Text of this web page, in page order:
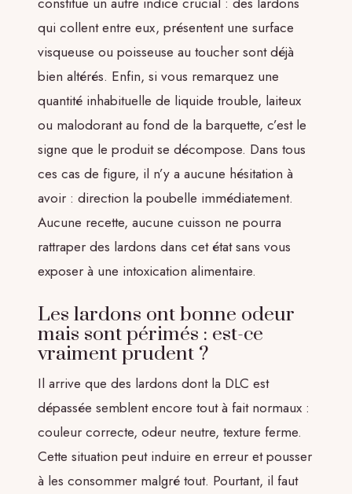
qui collent entre eux, présentent une surface
visqueuse ou poisseuse au toucher sont déjà
bien altérés. Enfin, si vous remarquez une
quantité inhabituelle de liquide trouble, laiteux
ou malodorant au fond de la barquette, c’est le
signe que le produit se décompose. Dans tous
ces cas de figure, il n’y a aucune hésitation à
avoir : direction la poubelle immédiatement.
Aucune recette, aucune cuisson ne pourra
rattraper des lardons dans cet état sans vous
exposer à une intoxication alimentaire.
Les lardons ont bonne odeur
mais sont périmés : est-ce
vraiment prudent ?
Il arrive que des lardons dont la DLC est
dépassée semblent encore tout à fait normaux :
couleur correcte, odeur neutre, texture ferme.
Cette situation peut induire en erreur et pousser
à les consommer malgré tout. Pourtant, il faut